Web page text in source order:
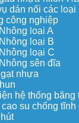
dán nối các loại
công nghiệp
Nhông loại A
Nhông loại B
Nhông loại C
Nhông sên đĩa
nhựa
hệ thống băng
su chống tĩnh